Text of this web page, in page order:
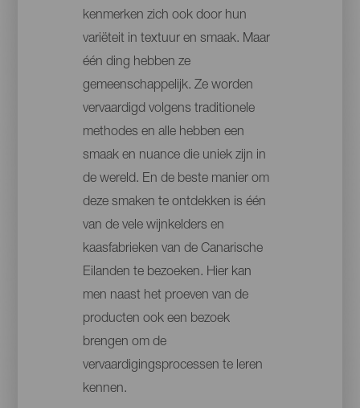
kenmerken zich ook door hun
variëteit in textuur en smaak. Maar
één ding hebben ze
gemeenschappelijk. Ze worden
vervaardigd volgens traditionele
methodes en alle hebben een
smaak en nuance die uniek zijn in
de wereld. En de beste manier om
deze smaken te ontdekken is één
van de vele wijnkelders en
kaasfabrieken van de Canarische
Eilanden te bezoeken. Hier kan
men naast het proeven van de
producten ook een bezoek
brengen om de
vervaardigingsprocessen te leren
kennen.